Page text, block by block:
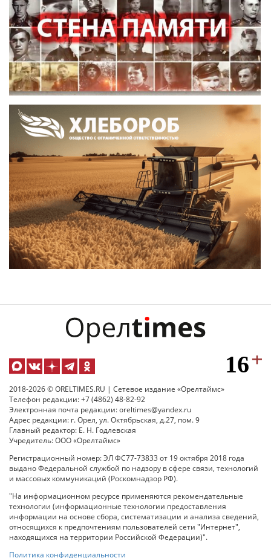
2018-2026 © ORELTIMES.RU | Сетевое издание «Орелтаймс»
Телефон редакции: +7 (4862) 48-82-92
Электронная почта редакции: oreltimes@yandex.ru
Адрес редакции: г. Орел, ул. Октябрьская, д.27, пом. 9
Главный редактор: Е. Н. Годлевская
Учредитель: ООО «Орелтаймс»
Регистрационный номер: ЭЛ ФС77-73833 от 19 октября 2018 года
выдано Федеральной службой по надзору в сфере связи, технологий
и массовых коммуникаций (Роскомнадзор РФ).
"На информационном ресурсе применяются рекомендательные
технологии (информационные технологии предоставления
информации на основе сбора, систематизации и анализа сведений,
относящихся к предпочтениям пользователей сети "Интернет",
находящихся на территории Российской Федерации)".
Политика конфиденциальности